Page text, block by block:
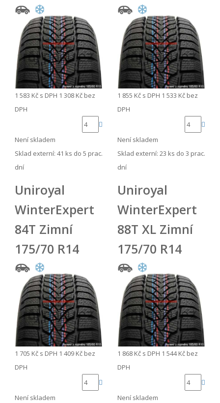
1 583 Kč s DPH 1 308 Kč bez
DPH
Není skladem
Sklad externí: 41 ks do 5 prac.
dní
1 855 Kč s DPH 1 533 Kč bez
DPH
Není skladem
Sklad externí: 23 ks do 3 prac.
dní
Uniroyal
WinterExpert
84T Zimní
175/70 R14
1 705 Kč s DPH 1 409 Kč bez
DPH
Není skladem
Uniroyal
WinterExpert
88T XL Zimní
175/70 R14
1 868 Kč s DPH 1 544 Kč bez
DPH
Není skladem